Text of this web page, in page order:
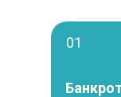
01